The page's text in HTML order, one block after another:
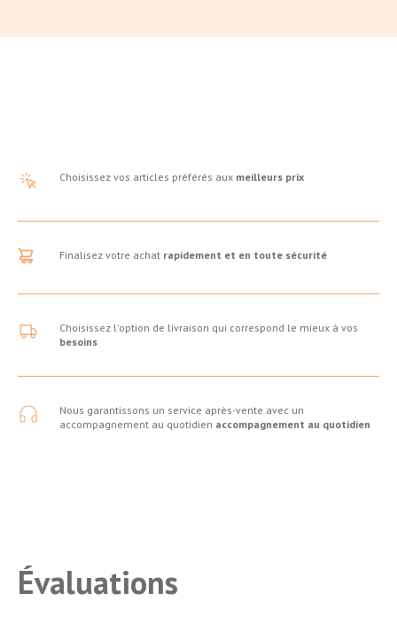
Choisissez vos articles préférés aux meilleurs prix
Finalisez votre achat rapidement et en toute sécurité
Choisissez l'option de livraison qui correspond le mieux à vos
besoins
Nous garantissons un service après-vente avec un
accompagnement au quotidien accompagnement au quotidien
Évaluations